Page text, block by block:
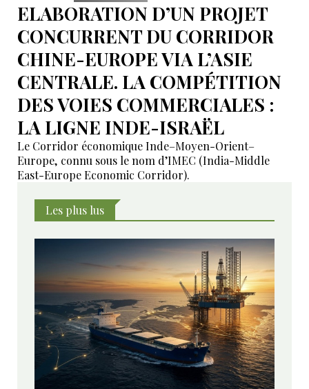
ELABORATION D’UN PROJET
CONCURRENT DU CORRIDOR
CHINE-EUROPE VIA L’ASIE
CENTRALE. LA COMPÉTITION
DES VOIES COMMERCIALES :
LA LIGNE INDE-ISRAËL
Le Corridor économique Inde–Moyen-Orient–
Europe, connu sous le nom d’IMEC (India-Middle
East-Europe Economic Corridor).
Les plus lus